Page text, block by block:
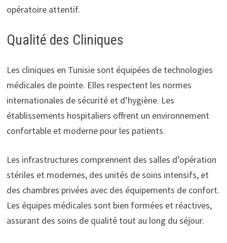
opératoire attentif.
Qualité des Cliniques
Les cliniques en Tunisie sont équipées de technologies
médicales de pointe. Elles respectent les normes
internationales de sécurité et d’hygiène. Les
établissements hospitaliers offrent un environnement
confortable et moderne pour les patients.
Les infrastructures comprennent des salles d’opération
stériles et modernes, des unités de soins intensifs, et
des chambres privées avec des équipements de confort.
Les équipes médicales sont bien formées et réactives,
assurant des soins de qualité tout au long du séjour.